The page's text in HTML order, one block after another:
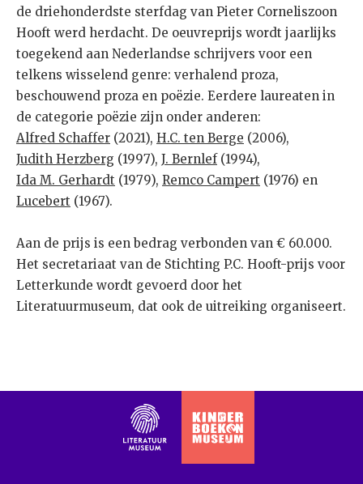
de driehonderdste sterfdag van Pieter Corneliszoon
Hooft werd herdacht. De oeuvreprijs wordt jaarlijks
toegekend aan Nederlandse schrijvers voor een
telkens wisselend genre: verhalend proza,
beschouwend proza en poëzie. Eerdere laureaten in
de categorie poëzie zijn onder anderen:
Alfred Schaffer (2021), H.C. ten Berge (2006),
Judith Herzberg (1997), J. Bernlef (1994),
Ida M. Gerhardt (1979), Remco Campert (1976) en
Lucebert (1967).
Aan de prijs is een bedrag verbonden van € 60.000.
Het secretariaat van de Stichting P.C. Hooft-prijs voor
Letterkunde wordt gevoerd door het
Literatuurmuseum, dat ook de uitreiking organiseert.